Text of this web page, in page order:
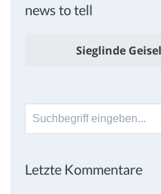
news to tell
Sieglinde
Suche
nach:
Letzte Kommentare